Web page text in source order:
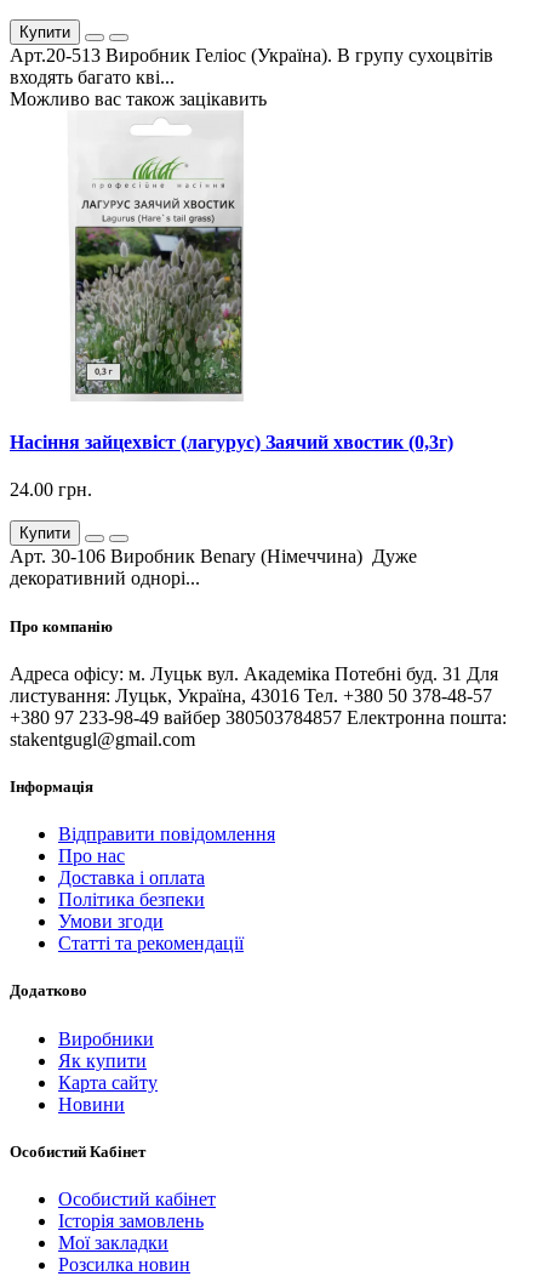
Купити
Арт.20-513 Виробник Геліос (Україна). В групу сухоцвітів
входять багато кві...
Можливо вас також зацікавить
Насіння зайцехвіст (лагурус) Заячий хвостик (0,3г)
24.00 грн.
Купити
Арт. 30-106 Виробник Benary (Німеччина) Дуже
декоративний однорі...
Про компанію
Адреса офісу: м. Луцьк вул. Академіка Потебні буд. 31 Для
листування: Луцьк, Україна, 43016 Тел. +380 50 378-48-57
+380 97 233-98-49 вайбер 380503784857 Електронна пошта:
stakentgugl@gmail.com
Інформація
Відправити повідомлення
Про нас
Доставка і оплата
Політика безпеки
Умови згоди
Статті та рекомендації
Додатково
Виробники
Як купити
Карта сайту
Новини
Особистий Кабінет
Особистий кабінет
Історія замовлень
Мої закладки
Розсилка новин